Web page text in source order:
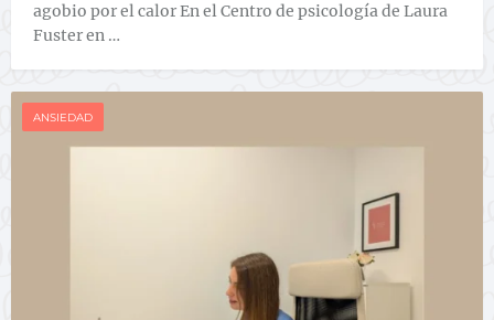
agobio por el calor En el Centro de psicología de Laura
Fuster en …
ANSIEDAD